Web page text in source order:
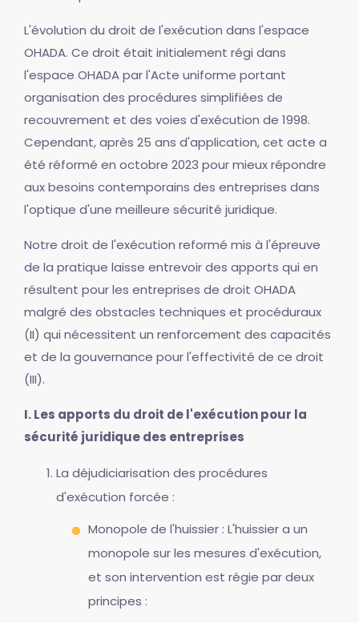
L'évolution du droit de l'exécution dans l'espace
OHADA. Ce droit était initialement régi dans
l'espace OHADA par l'Acte uniforme portant
organisation des procédures simplifiées de
recouvrement et des voies d'exécution de 1998.
Cependant, après 25 ans d'application, cet acte a
été réformé en octobre 2023 pour mieux répondre
aux besoins contemporains des entreprises dans
l'optique d'une meilleure sécurité juridique.
Notre droit de l'exécution reformé mis à l'épreuve
de la pratique laisse entrevoir des apports qui en
résultent pour les entreprises de droit OHADA
malgré des obstacles techniques et procéduraux
(II) qui nécessitent un renforcement des capacités
et de la gouvernance pour l'effectivité de ce droit
(III).
I. Les apports du droit de l'exécution pour la
sécurité juridique des entreprises
La déjudiciarisation des procédures
d'exécution forcée :
Monopole de l'huissier : L'huissier a un
monopole sur les mesures d'exécution,
et son intervention est régie par deux
principes :